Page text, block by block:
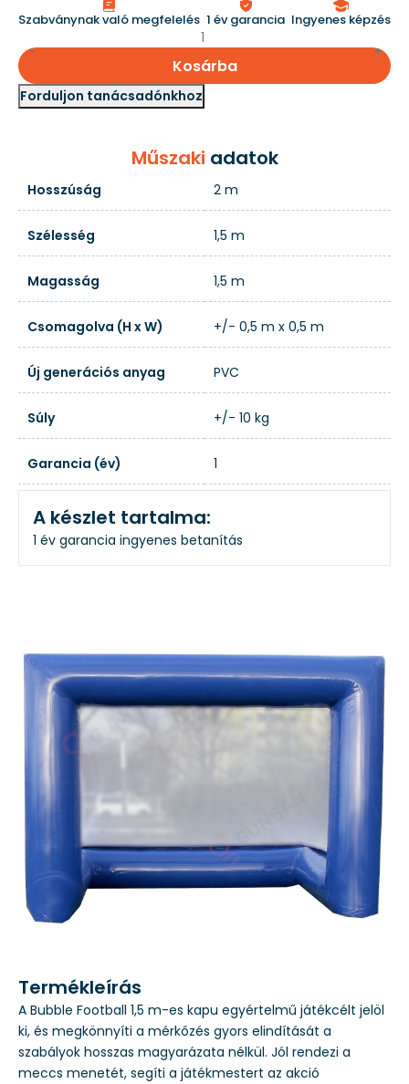
Szabványnak való megfelelés 1 év garancia Ingyenes képzés
Kosárba
Forduljon tanácsadónkhoz
Műszaki adatok
Hosszúság 2 m
Szélesség 1,5 m
Magasság 1,5 m
Csomagolva (H x W) +/- 0,5 m x 0,5 m
Új generációs anyag PVC
Súly +/- 10 kg
Garancia (év) 1
A készlet tartalma:
1 év garancia ingyenes betanítás
Termékleírás
A Bubble Football 1,5 m-es kapu egyértelmű játékcélt jelöl
ki, és megkönnyíti a mérkőzés gyors elindítását a
szabályok hosszas magyarázata nélkül. Jól rendezi a
meccs menetét, segíti a játékmestert az akció